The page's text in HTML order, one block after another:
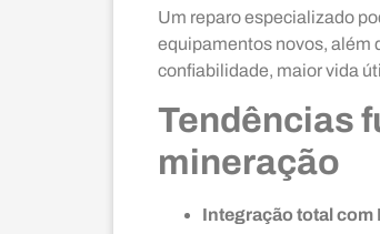
Um reparo especializado
equipamentos novos, além
confiabilidade, maior vida
Tendências
mineração
Integração total com